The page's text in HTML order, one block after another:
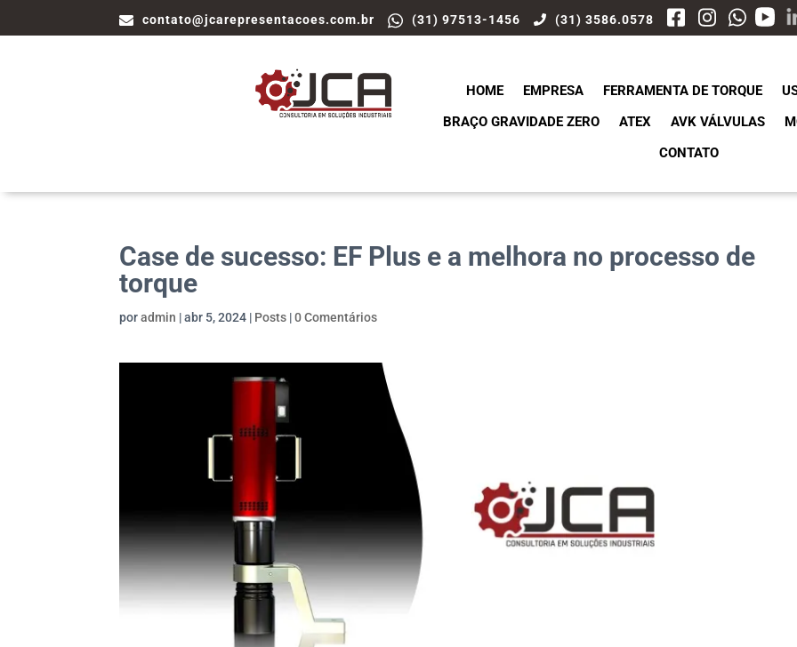
contato@jcarepresentacoes.com.br (31) 97513-1456 (31) 3586.0578
HOME EMPRESA FERRAMENTA DE TORQUE
BRAÇO GRAVIDADE ZERO
ATEX AVK VÁLVULAS
CONTATO
Case de sucesso: EF Plus e a melhora no processo de
torque
poradmin |abr 5, 2024 | Posts |0 Comentários